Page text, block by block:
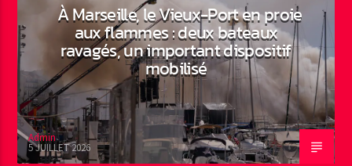
À Marseille, le Vieux-Port en proie
aux flammes : deux bateaux
ravagés, un important dispositif
mobilisé
Admin
5 JUILLET 2026